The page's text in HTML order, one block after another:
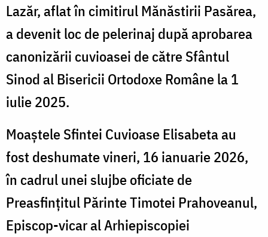
Lazăr, aflat în cimitirul Mănăstirii Pasărea,
a devenit loc de pelerinaj după aprobarea
canonizării cuvioasei de către Sfântul
Sinod al Bisericii Ortodoxe Române la 1
iulie 2025.
Moaștele Sfintei Cuvioase Elisabeta au
fost deshumate vineri, 16 ianuarie 2026,
în cadrul unei slujbe oficiate de
Preasfințitul Părinte Timotei Prahoveanul,
Episcop-vicar al Arhiepiscopiei